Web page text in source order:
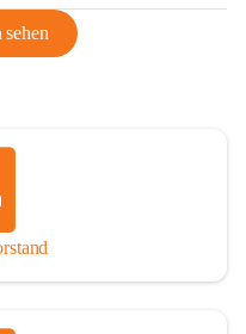
dazu gezwungen,
zu nächtlichen
dem Anschluss des
Aufschwung endete
und
Daher wurde der
begrüßt. Als der Zweite
um. Es starben
werden vermisst.